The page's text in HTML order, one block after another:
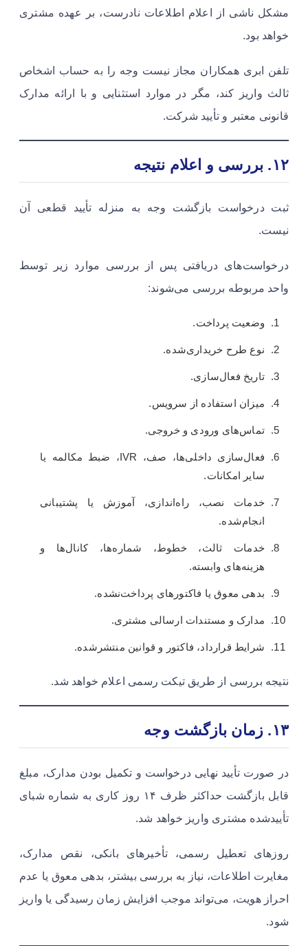
مشکل ناشی از اعلام اطلاعات نادرست، بر عهده مشتری
خواهد بود.
تلفن ابری همکاران مجاز نیست وجه را به حساب اشخاص
ثالث واریز کند، مگر در موارد استثنایی و با ارائه مدارک
قانونی معتبر و تأیید شرکت.
۱۲. بررسی و اعلام نتیجه
ثبت درخواست بازگشت وجه به منزله تأیید قطعی آن
نیست.
درخواست‌های دریافتی پس از بررسی موارد زیر توسط
واحد مربوطه بررسی می‌شوند:
وضعیت پرداخت.
نوع طرح خریداری‌شده.
تاریخ فعال‌سازی.
میزان استفاده از سرویس.
تماس‌های ورودی و خروجی.
فعال‌سازی داخلی‌ها، صف، IVR، ضبط مکالمه یا
سایر امکانات.
خدمات نصب، راه‌اندازی، آموزش یا پشتیبانی
انجام‌شده.
خدمات ثالث، خطوط، شماره‌ها، کانال‌ها و
هزینه‌های وابسته.
بدهی معوق یا فاکتورهای پرداخت‌نشده.
مدارک و مستندات ارسالی مشتری.
شرایط قرارداد، فاکتور و قوانین منتشرشده.
نتیجه بررسی از طریق تیکت رسمی اعلام خواهد شد.
۱۳. زمان بازگشت وجه
در صورت تأیید نهایی درخواست و تکمیل بودن مدارک، مبلغ
قابل بازگشت حداکثر ظرف ۱۴ روز کاری به شماره شبای
تأییدشده مشتری واریز خواهد شد.
روزهای تعطیل رسمی، تأخیرهای بانکی، نقص مدارک،
مغایرت اطلاعات، نیاز به بررسی بیشتر، بدهی معوق یا عدم
احراز هویت، می‌تواند موجب افزایش زمان رسیدگی یا واریز
شود.